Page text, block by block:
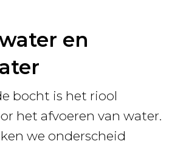
en
bocht is het riool
het afvoeren van water.
we onderscheid